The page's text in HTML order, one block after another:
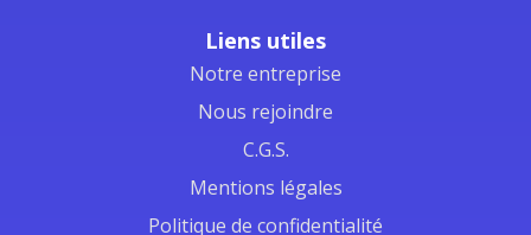
Liens utiles
Notre entreprise
Nous rejoindre
C.G.S.
Mentions légales
Politique de confidentialité